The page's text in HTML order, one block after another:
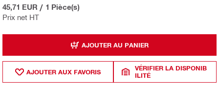
Prix net HT
45,71 EUR / 1 Pièce(s)
AJOUTER AU PANIER
AJOUTER AUX FAVORIS
VÉRIFIER LA DISPONIB
ILITÉ